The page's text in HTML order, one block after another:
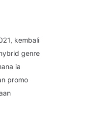
kembali
genre
ia
promo